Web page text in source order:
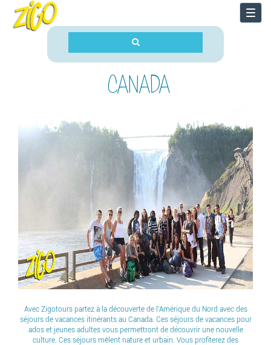
CANADA
Avec Zigotours partez à la découverte de l’Amérique du Nord avec des
séjours de vacances itinérants au Canada. Ces séjours de vacances pour
ados et jeunes adultes vous permettront de découvrir une nouvelle
culture. Ces séjours mêlent nature et urbain. Vous profiterez des